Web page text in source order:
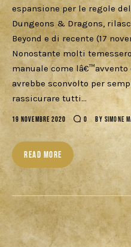
espansione per le regole
Dungeons & Dragons,
Beyond e di recente (17
Nonostante molti
manuale come
avrebbe sconvolto per
rassicurare tutti…
19 NOVEMBRE 2020 0 BY SIMONE
READ MORE